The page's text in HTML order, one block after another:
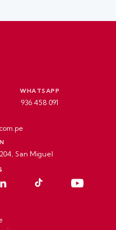
WHATSAPP
936 458 091
San Miguel